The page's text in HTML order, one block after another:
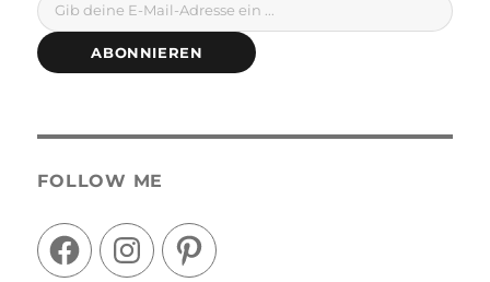
ABONNIEREN
FOLLOW ME
FacebookInstagramPinterest